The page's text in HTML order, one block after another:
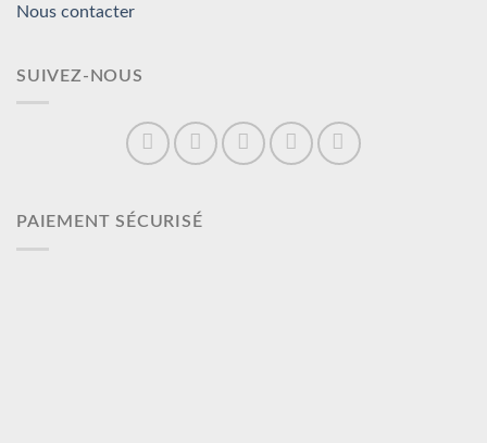
Nous contacter
SUIVEZ-NOUS
PAIEMENT SÉCURISÉ